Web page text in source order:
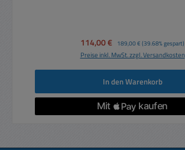
Verkaufspreis:
114,00 € Regulärer Preis:
189,00 € (39.68% gespart)
Preise inkl. MwSt. zzgl. Versandkosten
In den Warenkorb